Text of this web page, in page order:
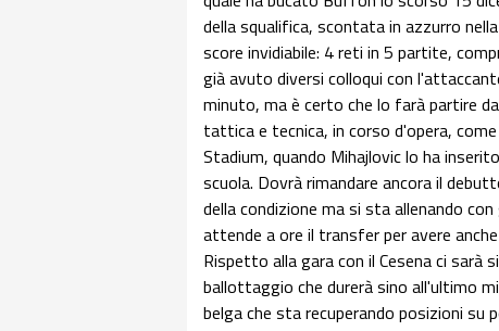
della squalifica, scontata in azzurro
score invidiabile: 4 reti in 5 partite,
già avuto diversi colloqui con
minuto, ma è certo che lo farà partire
tattica e tecnica, in corso d'opera,
Stadium, quando Mihajlovic lo ha
scuola. Dovrà rimandare ancora il
della condizione ma si sta allenando
attende a ore il transfer per avere
Rispetto alla gara con il Cesena ci sarà
ballottaggio che durerà sino all'ultimo
belga che sta recuperando posizioni